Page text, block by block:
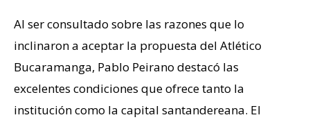
Al ser consultado sobre las razones que lo
inclinaron a aceptar la propuesta del Atlético
Bucaramanga, Pablo Peirano destacó las
excelentes condiciones que ofrece tanto la
institución como la capital santandereana. El